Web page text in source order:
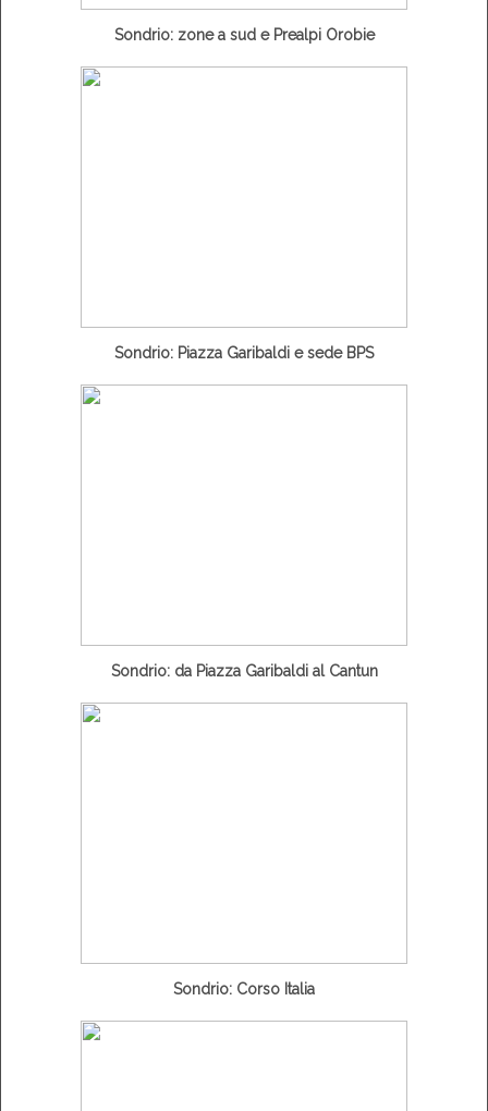
Sondrio: zone a sud e Prealpi Orobie
Sondrio: Piazza Garibaldi e sede BPS
Sondrio: da Piazza Garibaldi al Cantun
Sondrio: Corso Italia